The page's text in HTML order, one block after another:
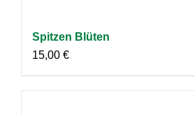
Spitzen Blüten
15,00 €